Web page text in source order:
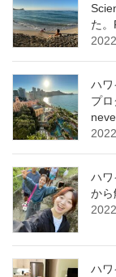
た
ハワ
プ
ハワ
か
ハワ